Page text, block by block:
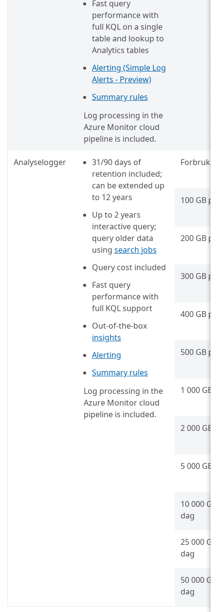
Fast query
performance with
full KQL on a single
table and lookup to
Analytics tables
Alerting (Simple Log
Alerts - Preview)
Summary rules
Log processing in the
Azure Monitor cloud
pipeline is included.
Analyselogger
31/90 days of
retention included;
can be extended up
to 12 years
Up to 2 years
interactive query;
query older data
using search jobs
Query cost included
Fast query
performance with
full KQL support
Out-of-the-box
insights
Alerting
Summary rules
Log processing in the
Azure Monitor cloud
pipeline is included.
100 GB
200 GB
300 GB
400 GB
500 GB
1 000 GB
2 000 GB
5 000 GB
10 000
dag
25 000
dag
50 000
dag